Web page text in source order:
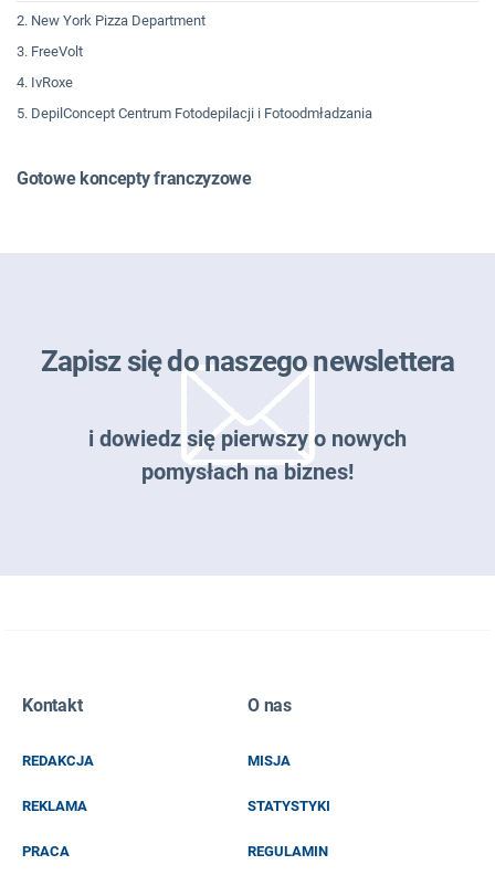
2. New York Pizza Department
3. FreeVolt
4. IvRoxe
5. DepilConcept Centrum Fotodepilacji i Fotoodmładzania
Gotowe koncepty franczyzowe
Zapisz się do naszego newslettera
i dowiedz się pierwszy o nowych
pomysłach na biznes!
EMAIL
Kontakt
REDAKCJA
REKLAMA
PRACA
O nas
MISJA
STATYSTYKI
REGULAMIN